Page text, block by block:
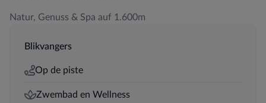
Natur, Genuss & Spa auf 1.600m
Blikvangers
Op de piste
Zwembad en Wellness